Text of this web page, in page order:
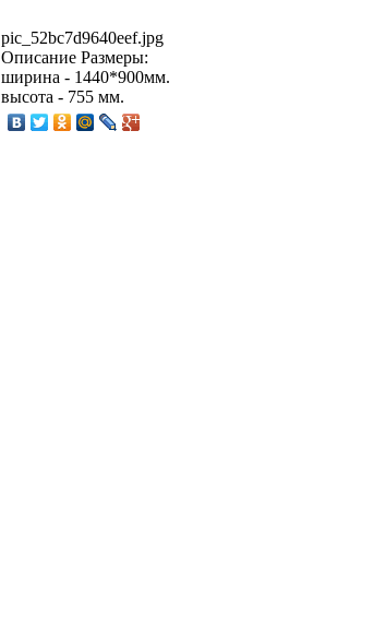
pic_52bc7d9640eef.jpg
Описание Размеры:
ширина - 1440*900мм.
высота - 755 мм.